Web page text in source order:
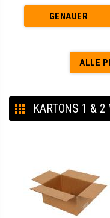
GENAUER
ALLE
KARTONS 1 & 2